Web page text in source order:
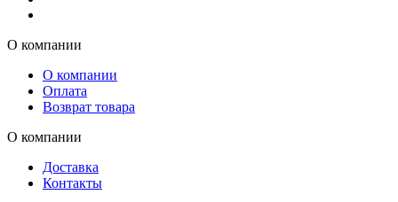
О компании
О компании
Оплата
Возврат товара
О компании
Доставка
Контакты